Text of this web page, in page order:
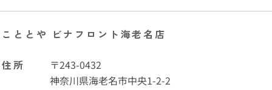
こととや ビナフロント海老名店
住所
〒243-0432
神奈川県海老名市中央1-2-2